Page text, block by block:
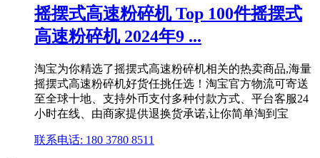
摇摆式高速粉碎机 Top 100件摇摆式
高速粉碎机 2024年9 ...
淘宝为你精选了摇摆式高速粉碎机相关的热卖商品,海量
摇摆式高速粉碎机好货任挑任选！淘宝官方物流可寄送
至全球十地、支持外币支付多种付款方式、平台客服24
小时在线、由商家提供退换货承诺,让你简单淘到宝
联系电话: 180 3780 8511